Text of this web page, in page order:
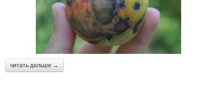
читать дальше →